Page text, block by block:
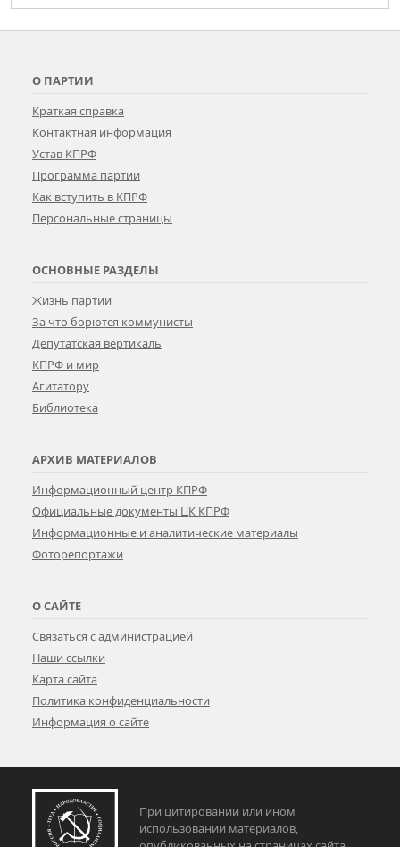
О ПАРТИИ
Краткая справка
Контактная информация
Устав КПРФ
Программа партии
Как вступить в КПРФ
Персональные страницы
ОСНОВНЫЕ РАЗДЕЛЫ
Жизнь партии
За что борются коммунисты
Депутатская вертикаль
КПРФ и мир
Агитатору
Библиотека
АРХИВ МАТЕРИАЛОВ
Информационный центр КПРФ
Официальные документы ЦК КПРФ
Информационные и аналитические материалы
Фоторепортажи
О САЙТЕ
Связаться с администрацией
Наши ссылки
Карта сайта
Политика конфиденциальности
Информация о сайте
При цитировании или ином
использовании материалов,